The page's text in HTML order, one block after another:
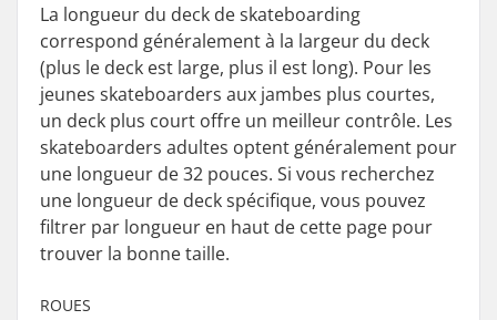
La longueur du deck de skateboarding
correspond généralement à la largeur du deck
(plus le deck est large, plus il est long). Pour les
jeunes skateboarders aux jambes plus courtes,
un deck plus court offre un meilleur contrôle. Les
skateboarders adultes optent généralement pour
une longueur de 32 pouces. Si vous recherchez
une longueur de deck spécifique, vous pouvez
filtrer par longueur en haut de cette page pour
trouver la bonne taille.
ROUES